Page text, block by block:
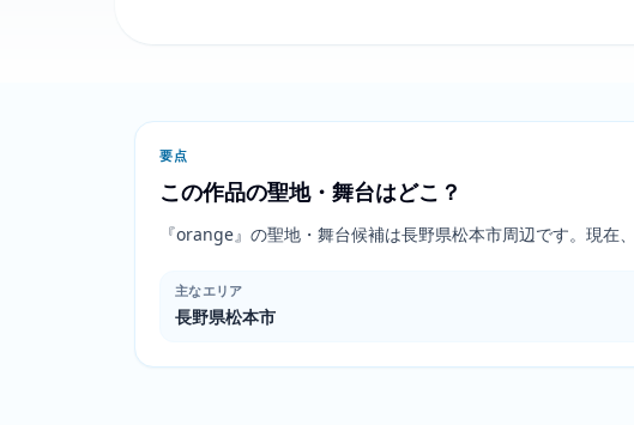
要点
この作品の聖地・舞台はどこ？
『orange』の聖地・舞台候補は長野県松本市周辺です。現在
主なエリア
長野県松本市